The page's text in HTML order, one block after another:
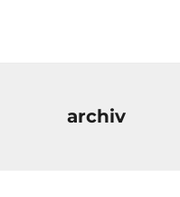
archiv